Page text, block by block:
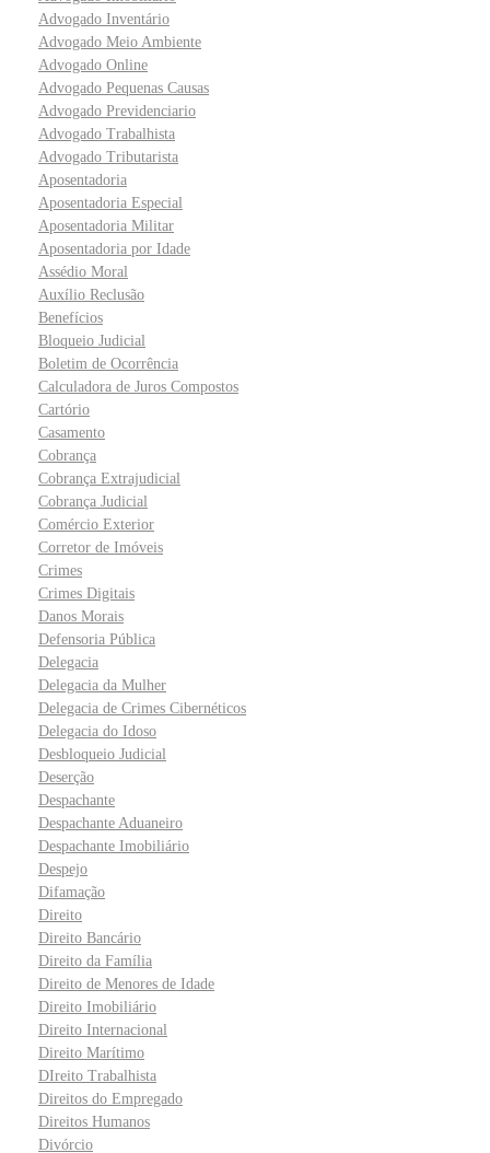
Advogado Inventário
Advogado Meio Ambiente
Advogado Online
Advogado Pequenas Causas
Advogado Previdenciario
Advogado Trabalhista
Advogado Tributarista
Aposentadoria
Aposentadoria Especial
Aposentadoria Militar
Aposentadoria por Idade
Assédio Moral
Auxílio Reclusão
Benefícios
Bloqueio Judicial
Boletim de Ocorrência
Calculadora de Juros Compostos
Cartório
Casamento
Cobrança
Cobrança Extrajudicial
Cobrança Judicial
Comércio Exterior
Corretor de Imóveis
Crimes
Crimes Digitais
Danos Morais
Defensoria Pública
Delegacia
Delegacia da Mulher
Delegacia de Crimes Cibernéticos
Delegacia do Idoso
Desbloqueio Judicial
Deserção
Despachante
Despachante Aduaneiro
Despachante Imobiliário
Despejo
Difamação
Direito
Direito Bancário
Direito da Família
Direito de Menores de Idade
Direito Imobiliário
Direito Internacional
Direito Marítimo
DIreito Trabalhista
Direitos do Empregado
Direitos Humanos
Divórcio